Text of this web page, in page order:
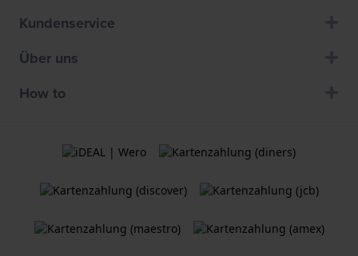
Kundenservice
Über uns
How to